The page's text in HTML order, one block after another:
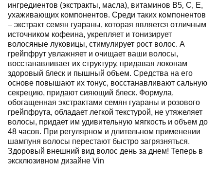
ингредиентов (экстракты, масла), витаминов В5‚ С, Е,
ухаживающих компонентов. Среди таких компонентов
– экстракт семян гуараны, которая является отличным
источником кофеина, укрепляет и тонизирует
волосяные луковицы, стимулирует рост волос. А
грейпфрут увлажняет и очищает ваши волосы,
восстанавливает их структуру, придавая локонам
здоровый блеск и пышный объем. Средства на его
основе повышают их тонус, восстанавливают сальную
секрецию, придают сияющий блеск. Формула,
обогащенная экстрактами семян гуараны и розового
грейпфрута, обладает легкой текстурой, не утяжеляет
волосы, придает им удивительную мягкость и объем до
48 часов. При регулярном и длительном применении
шампуня волосы перестают быстро загрязняться.
Здоровый внешний вид волос день за днем! Теперь в
эксклюзивном дизайне Vin